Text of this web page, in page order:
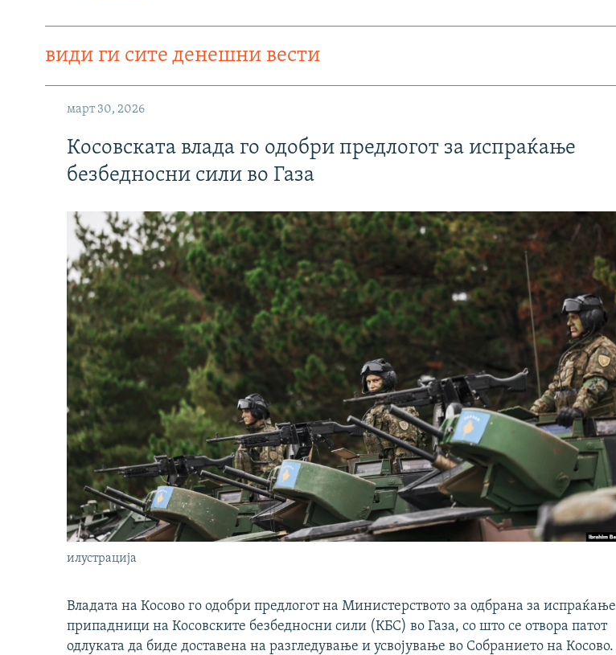
види ги сите денешни вести
март 30, 2026
Косовската влада го одобри предлогот за испраќање
безбедносни сили во Газа
илустрација
Владата на Косово го одобри предлогот на Министерството за одбрана за испраќање
припадници на Косовските безбедносни сили (КБС) во Газа, со што се отвора патот
одлуката да биде доставена на разгледување и усвојување во Собранието на Косово.